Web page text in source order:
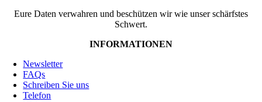
Eure Daten verwahren und beschützen wir wie unser schärfstes
Schwert.
INFORMATIONEN
Newsletter
FAQs
Schreiben Sie uns
Telefon